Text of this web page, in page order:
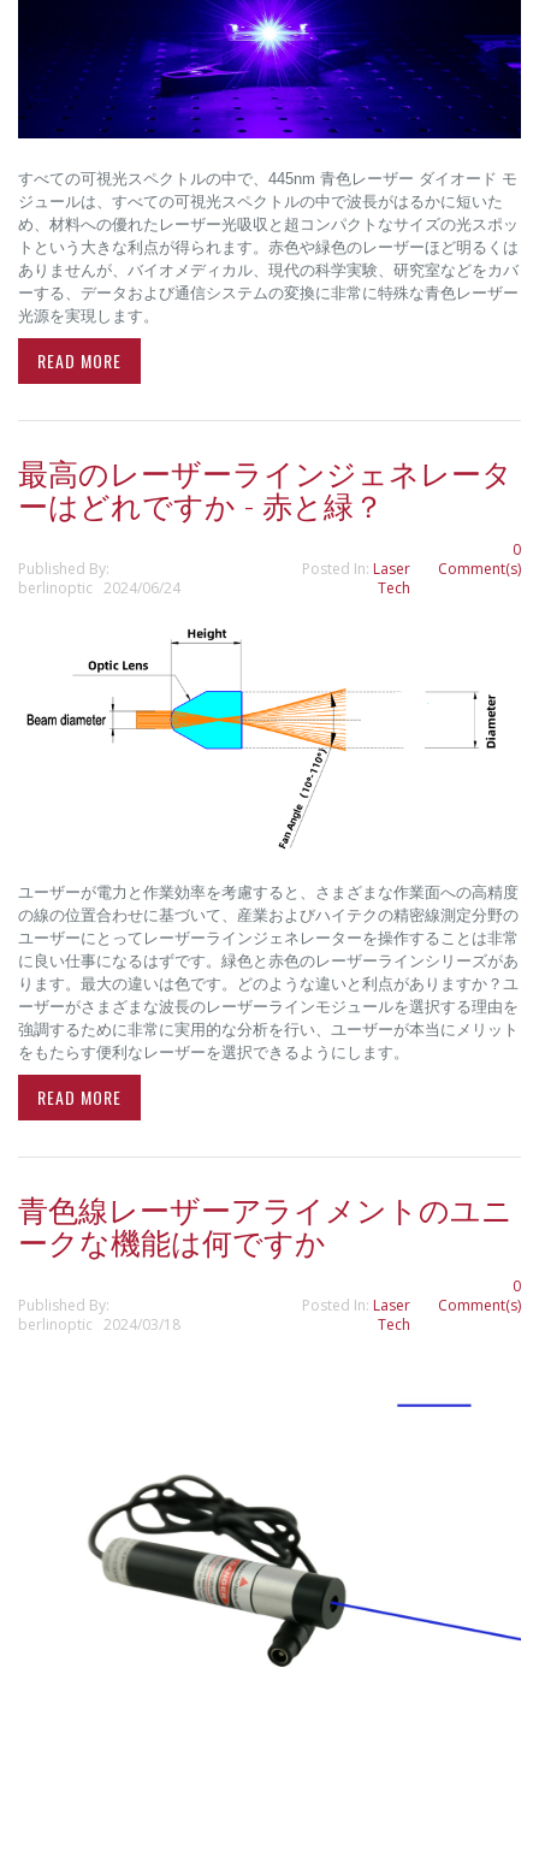
すべての可視光スペクトルの中で、445nm 青色レーザー ダイオード モ
ジュールは、すべての可視光スペクトルの中で波長がはるかに短いた
め、材料への優れたレーザー光吸収と超コンパクトなサイズの光スポッ
トという大きな利点が得られます。赤色や緑色のレーザーほど明るくは
ありませんが、バイオメディカル、現代の科学実験、研究室などをカバ
ーする、データおよび通信システムの変換に非常に特殊な青色レーザー
光源を実現します。
READ MORE
最高のレーザーラインジェネレータ
ーはどれですか - 赤と緑？
Published By:
berlinoptic 2024/06/24
Posted In: Laser
Tech
0
Comment(s)
ユーザーが電力と作業効率を考慮すると、さまざまな作業面への高精度
の線の位置合わせに基づいて、産業およびハイテクの精密線測定分野の
ユーザーにとってレーザーラインジェネレーターを操作することは非常
に良い仕事になるはずです。緑色と赤色のレーザーラインシリーズがあ
ります。最大の違いは色です。どのような違いと利点がありますか？ユ
ーザーがさまざまな波長のレーザーラインモジュールを選択する理由を
強調するために非常に実用的な分析を行い、ユーザーが本当にメリット
をもたらす便利なレーザーを選択できるようにします。
READ MORE
青色線レーザーアライメントのユニ
ークな機能は何ですか
Published By:
berlinoptic 2024/03/18
Posted In: Laser
Tech
0
Comment(s)